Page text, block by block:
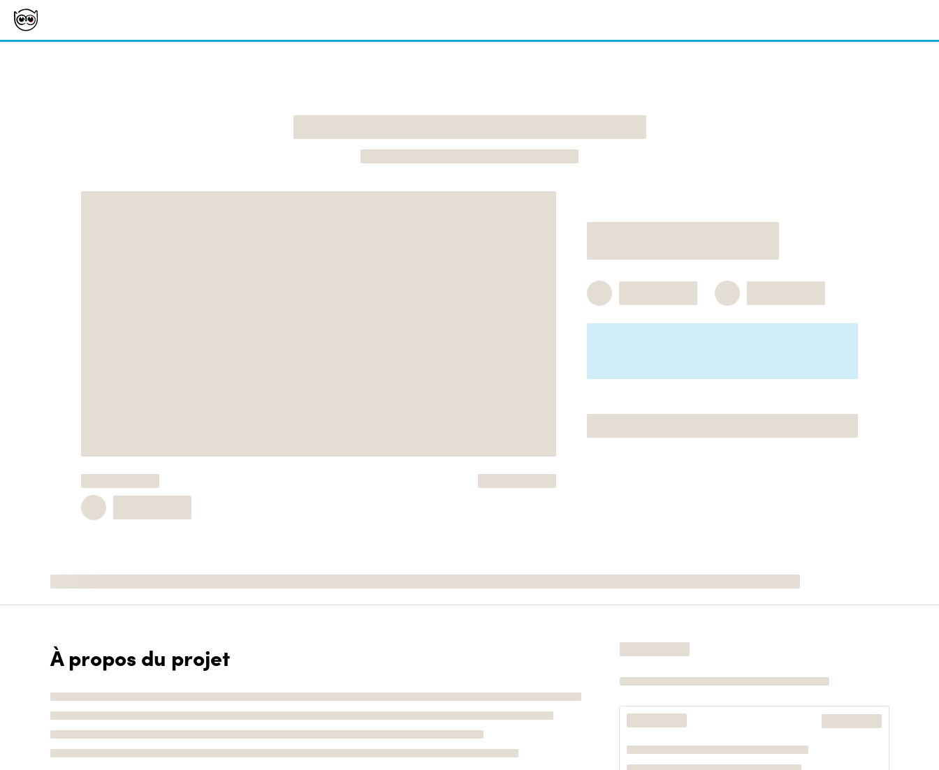
À propos du projet